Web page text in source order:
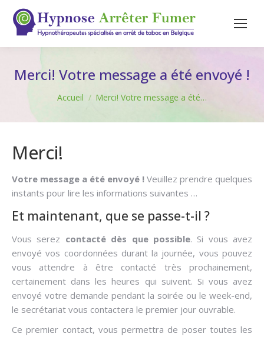
Merci! Votre message a été envoyé !
Vous êtes ici :
Accueil Merci! Votre message a été…
Merci!
Votre message a été envoyé ! Veuillez prendre quelques
instants pour lire les informations suivantes …
Et maintenant, que se passe-t-il ?
Vous serez contacté dès que possible. Si vous avez
envoyé vos coordonnées durant la journée, vous pouvez
vous attendre à être contacté très prochainement,
certainement dans les heures qui suivent. Si vous avez
envoyé votre demande pendant la soirée ou le week-end,
le secrétariat vous contactera le premier jour ouvrable.
Ce premier contact, vous permettra de poser toutes les